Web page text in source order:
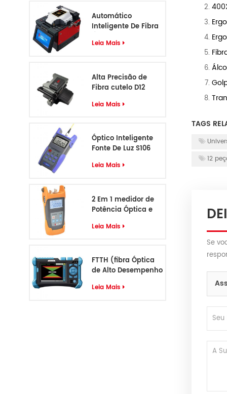
Automático
Inteligente De Fibra
S6
Leia Mais
Alta Precisão de
Fibra cutelo D12
Leia Mais
Óptico Inteligente
Fonte De Luz S106
Leia Mais
2 Em 1 medidor de
Potência Óptica e
Leia Mais
FTTH (fibra Óptica
de Alto Desempenho
Cabo S-55
Leia Mais
TAGS
12
Se